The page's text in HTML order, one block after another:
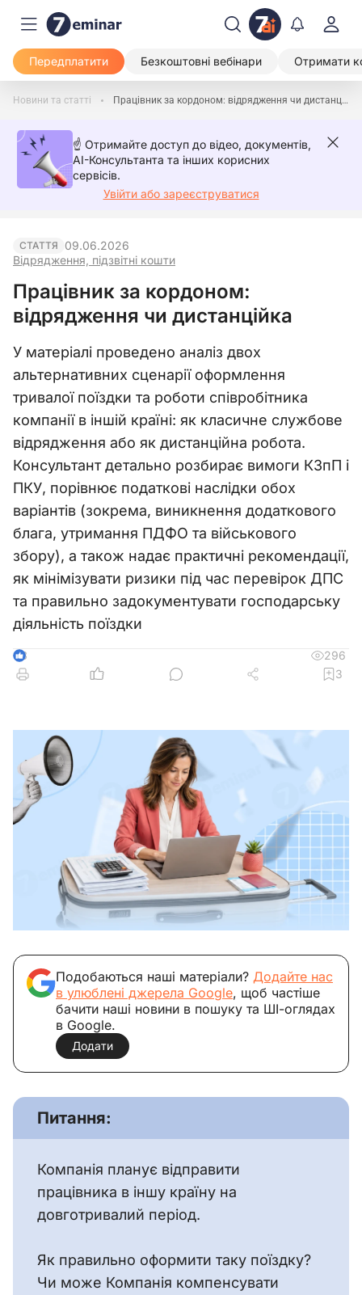
Передплатити Безкоштовні вебінари Отримати
Новини та статті Працівник за кордоном: відрядження чи дистанційка
☝️ Отримайте доступ до відео, документів,
AI-Консультанта та інших корисних
сервісів.
Увійти або зареєструватися
СТАТТЯ
Відрядження, підзвітні кошти
09.06.2026
Працівник за кордоном:
відрядження чи дистанційка
У матеріалі проведено аналіз двох
альтернативних сценарії оформлення
тривалої поїздки та роботи співробітника
компанії в іншій країні: як класичне службове
відрядження або як дистанційна робота.
Консультант детально розбирає вимоги КЗпП і
ПКУ, порівнює податкові наслідки обох
варіантів (зокрема, виникнення додаткового
блага, утримання ПДФО та військового
збору), а також надає практичні рекомендації,
як мінімізувати ризики під час перевірок ДПС
та правильно задокументувати господарську
діяльність поїздки
3
296
3
Подобаються наші матеріали? Додайте нас
в улюблені джерела Google, щоб частіше
бачити наші новини в пошуку та ШІ-оглядах
в Google.
Додати
Питання:
Компанія планує відправити
працівника в іншу країну на
довготривалий період.
Як правильно оформити таку поїздку?
Чи може Компанія компенсувати